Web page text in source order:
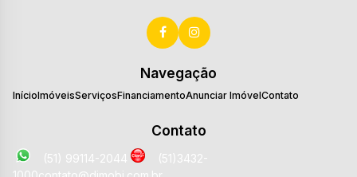
Navegação
InícioImóveisServiçosFinanciamentoAnunciar ImóvelContato
Contato
(51) 99114-2044
(51)3432-